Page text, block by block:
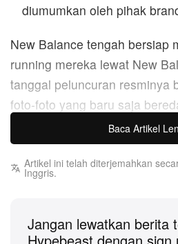
diumumkan oleh pihak
New Balance tengah bersiap
running mereka lewat New
tanggal peluncuran resminya
foto-foto yang baru saja
bocoran tampilan tech-runner
balutan colorway klasik abu-
dan suede abu-abu premium.
Baca Artikel
Artikel ini telah diterjemahkan
Inggris.
Jangan lewatkan berita